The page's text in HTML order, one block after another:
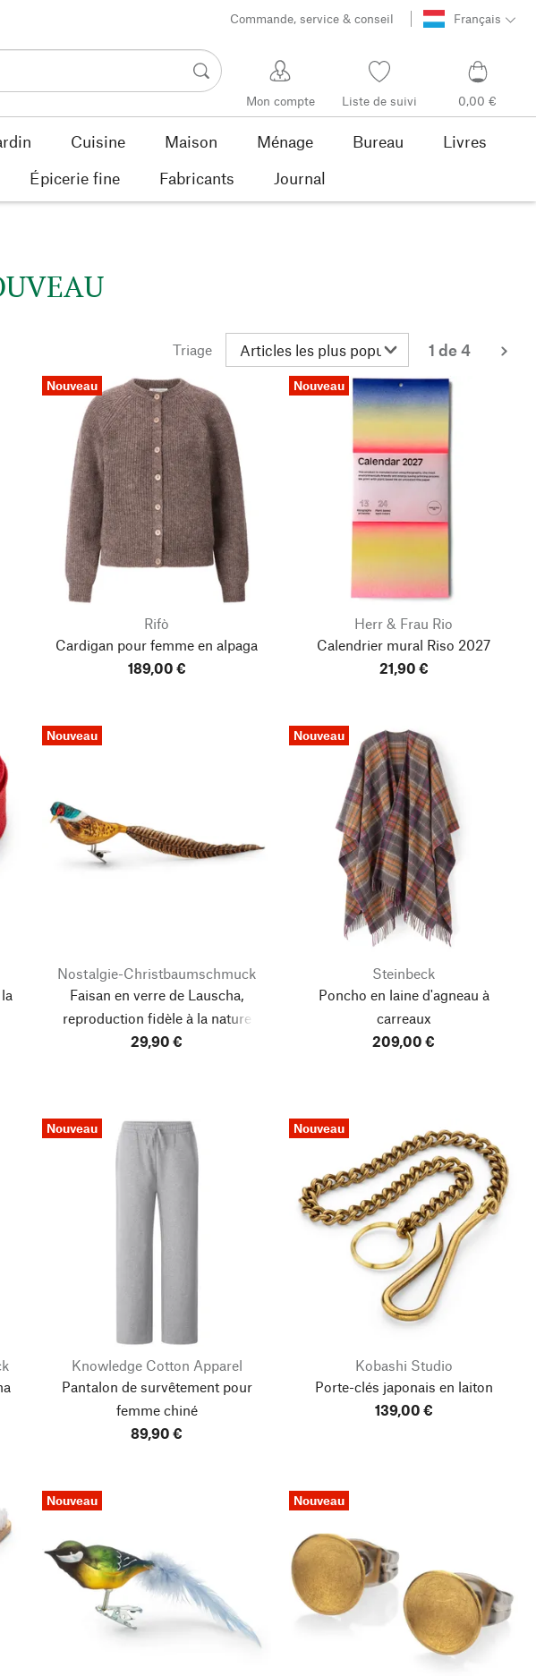
Commande, service & conseil Français
Mon compte Liste de suivi 0,00 €
Cuisine Maison Ménage Bureau
Livres
Épicerie fine Fabricants Journal
Triage
1 de 4
Nouveau
Rifò
Cardigan pour femme en alpaga
189,00 €
Nouveau
Herr & Frau Rio
Calendrier mural Riso 2027
21,90 €
Nouveau
Nostalgie-Christbaumschmuck
Faisan en verre de Lauscha,
reproduction fidèle à la nature
29,90 €
Nouveau
Steinbeck
Poncho en laine d'agneau à
carreaux
209,00 €
Nouveau
Knowledge Cotton Apparel
Pantalon de survêtement pour
femme chiné
89,90 €
Nouveau
Kobashi Studio
Porte-clés japonais en laiton
139,00 €
Nouveau Nouveau